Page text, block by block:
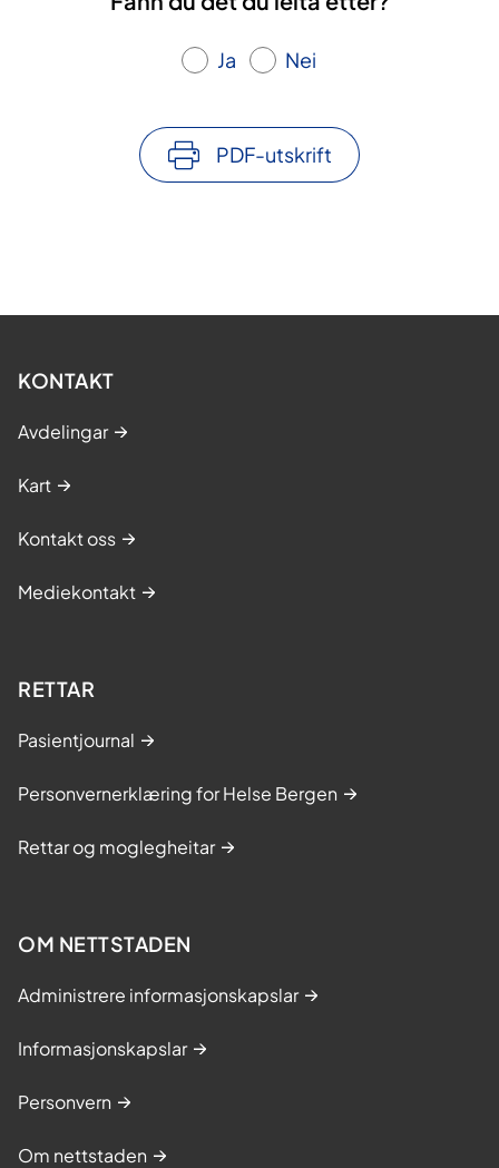
Ja Nei
PDF-utskrift
KONTAKT
Avdelingar
Kart
Kontakt oss
Mediekontakt
RETTAR
Pasientjournal
Personvernerklæring for Helse Bergen
Rettar og moglegheitar
OM NETTSTADEN
Administrere informasjonskapslar
Informasjonskapslar
Personvern
Om nettstaden